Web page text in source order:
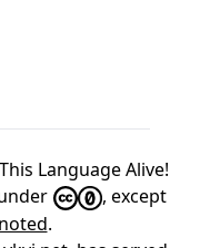
Language Alive!
, except
noted.